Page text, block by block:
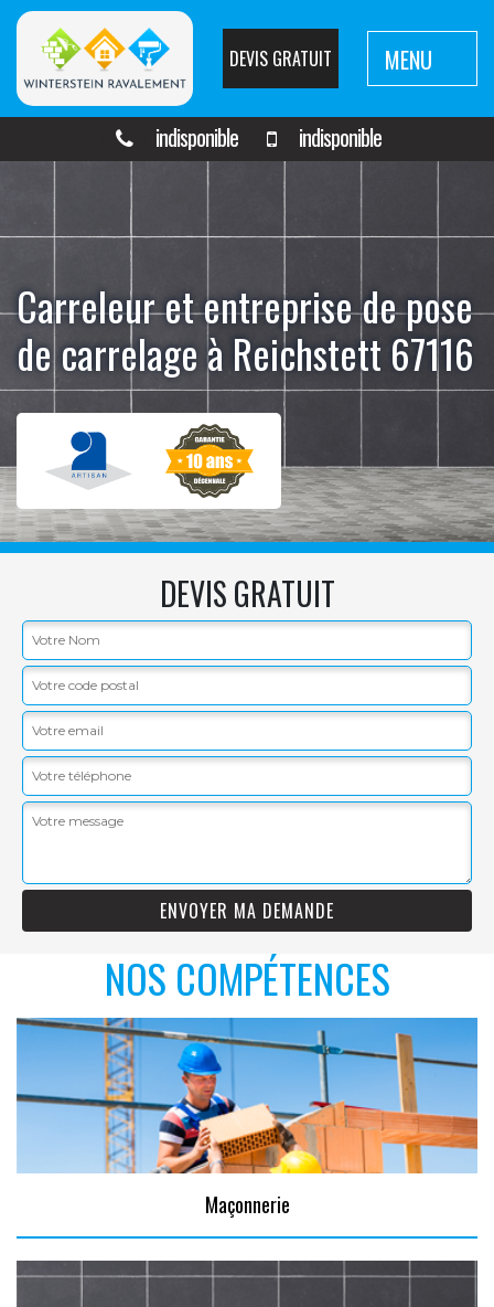
DEVIS GRATUIT MENU
indisponible indisponible
Carreleur et entreprise de pose
de carrelage à Reichstett 67116
DEVIS GRATUIT
NOS COMPÉTENCES
Maçonnerie